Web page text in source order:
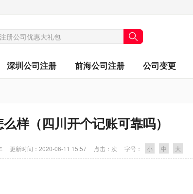
深圳公司注册 前海公司注册 公司变更
样（四川开个记账可靠吗）
更新时间： 2020-06-11 15:57 点击： 次 字号： 小 中 大